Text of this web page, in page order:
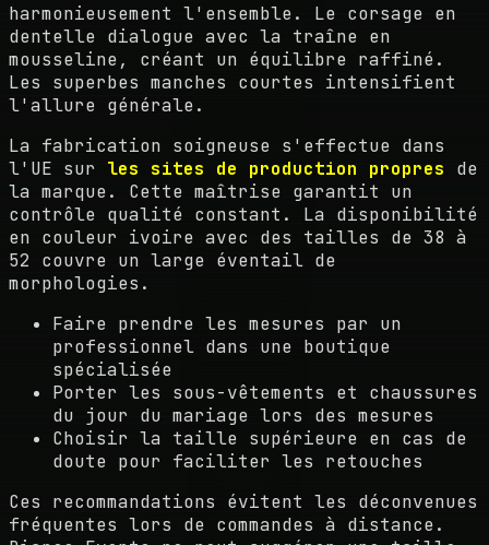
harmonieusement l'ensemble. Le corsage en
dentelle dialogue avec la traîne en
mousseline, créant un équilibre raffiné.
Les superbes manches courtes intensifient
l'allure générale.
La fabrication soigneuse s'effectue dans
l'UE sur les sites de production propres de
la marque. Cette maîtrise garantit un
contrôle qualité constant. La disponibilité
en couleur ivoire avec des tailles de 38 à
52 couvre un large éventail de
morphologies.
Faire prendre les mesures par un
professionnel dans une boutique
spécialisée
Porter les sous-vêtements et chaussures
du jour du mariage lors des mesures
Choisir la taille supérieure en cas de
doute pour faciliter les retouches
Ces recommandations évitent les déconvenues
fréquentes lors de commandes à distance.